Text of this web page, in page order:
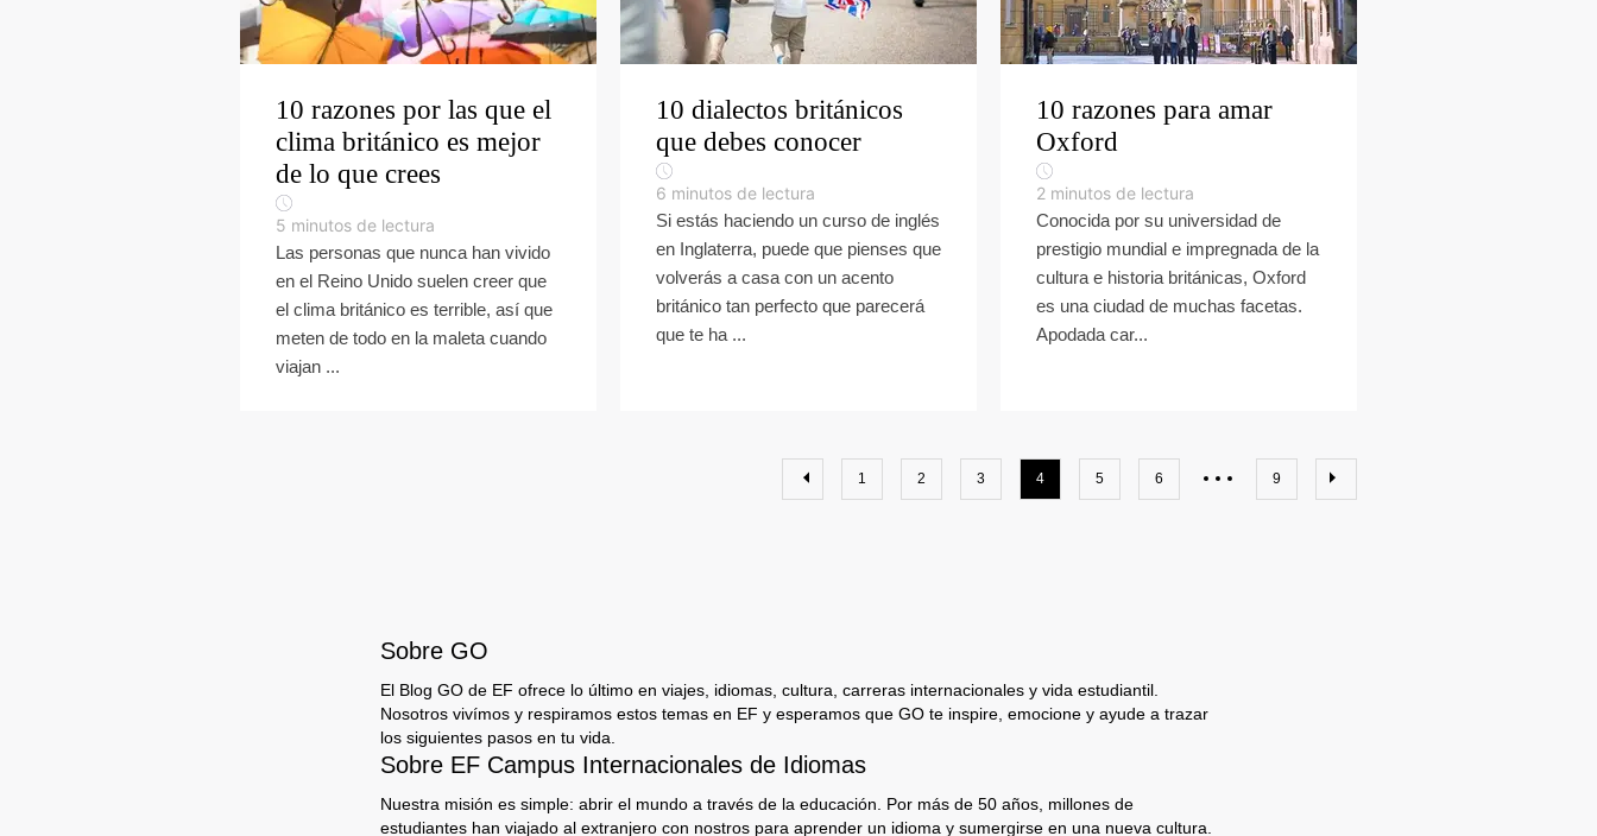
10 razones por las que el
clima británico es mejor
de lo que crees
5 minutos de lectura
Las personas que nunca han vivido
en el Reino Unido suelen creer que
el clima británico es terrible, así que
meten de todo en la maleta cuando
viajan ...
10 dialectos británicos
que debes conocer
6 minutos de lectura
Si estás haciendo un curso de inglés
en Inglaterra, puede que pienses que
volverás a casa con un acento
británico tan perfecto que parecerá
que te ha ...
10 razones para amar
Oxford
2 minutos de lectura
Conocida por su universidad de
prestigio mundial e impregnada de la
cultura e historia británicas, Oxford
es una ciudad de muchas facetas.
Apodada car...
1 2 3 4 5 6 9
Sobre GO
El Blog GO de EF ofrece lo último en viajes, idiomas, cultura, carreras internacionales y vida estudiantil.
Nosotros vivímos y respiramos estos temas en EF y esperamos que GO te inspire, emocione y ayude a trazar
los siguientes pasos en tu vida.
Sobre EF Campus Internacionales de Idiomas
Nuestra misión es simple: abrir el mundo a través de la educación. Por más de 50 años, millones de
estudiantes han viajado al extranjero con nostros para aprender un idioma y sumergirse en una nueva cultura.